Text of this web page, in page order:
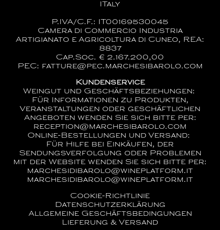
ITaly
P.IVA/C.F.: IT00169530045
Camera di Commercio Industria
Artigianato e Agricoltura di Cuneo, REA:
8837
Cap.Soc. € 2.167.200,00
PEC: fatture@pec.marchesibarolo.com
Kundenservice
Weingut und Geschäftsbeziehungen:
Für Informationen zu Produkten,
Veranstaltungen oder geschäftlichen
Angeboten wenden Sie sich bitte per:
reception@marchesibarolo.com
Online-Bestellungen und Versand:
Für Hilfe bei Einkäufen, der
Sendungsverfolgung oder Problemen
mit der Website wenden Sie sich bitte per:
marchesidibarolo@wineplatform.it
marchesidibarolo@wineplatform.it
Cookie-Richtlinie
Datenschutzerklärung
Allgemeine Geschäftsbedingungen
Lieferung & Versand